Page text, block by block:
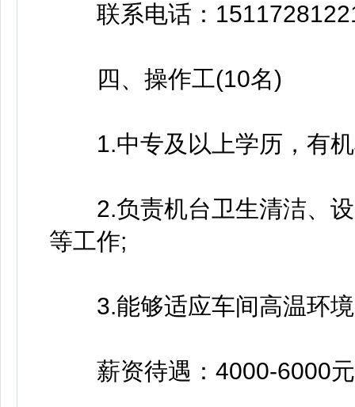
联系电话：
四、操作工(10名)
1.中专及以上学历，有机
2.负责机台卫生清洁、设
等工作;
3.能够适应车间高温环境
薪资待遇：4000-6000